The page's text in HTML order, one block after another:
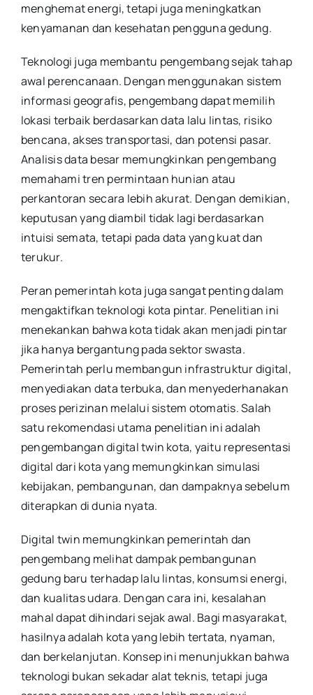
menghemat energi, tetapi juga meningkatkan
kenyamanan dan kesehatan pengguna gedung.
Teknologi juga membantu pengembang sejak tahap
awal perencanaan. Dengan menggunakan sistem
informasi geografis, pengembang dapat memilih
lokasi terbaik berdasarkan data lalu lintas, risiko
bencana, akses transportasi, dan potensi pasar.
Analisis data besar memungkinkan pengembang
memahami tren permintaan hunian atau
perkantoran secara lebih akurat. Dengan demikian,
keputusan yang diambil tidak lagi berdasarkan
intuisi semata, tetapi pada data yang kuat dan
terukur.
Peran pemerintah kota juga sangat penting dalam
mengaktifkan teknologi kota pintar. Penelitian ini
menekankan bahwa kota tidak akan menjadi pintar
jika hanya bergantung pada sektor swasta.
Pemerintah perlu membangun infrastruktur digital,
menyediakan data terbuka, dan menyederhanakan
proses perizinan melalui sistem otomatis. Salah
satu rekomendasi utama penelitian ini adalah
pengembangan digital twin kota, yaitu representasi
digital dari kota yang memungkinkan simulasi
kebijakan, pembangunan, dan dampaknya sebelum
diterapkan di dunia nyata.
Digital twin memungkinkan pemerintah dan
pengembang melihat dampak pembangunan
gedung baru terhadap lalu lintas, konsumsi energi,
dan kualitas udara. Dengan cara ini, kesalahan
mahal dapat dihindari sejak awal. Bagi masyarakat,
hasilnya adalah kota yang lebih tertata, nyaman,
dan berkelanjutan. Konsep ini menunjukkan bahwa
teknologi bukan sekadar alat teknis, tetapi juga